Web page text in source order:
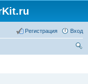
Вход
Регистрация